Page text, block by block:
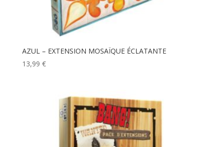
AZUL – EXTENSION MOSAÏQUE ÉCLATANTE
13,99 €